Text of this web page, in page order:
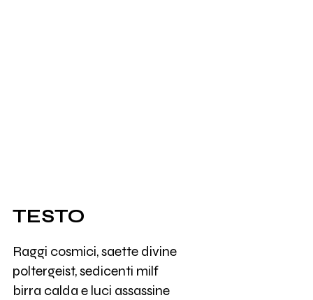
TESTO
Raggi cosmici, saette divine
poltergeist, sedicenti milf
birra calda e luci assassine